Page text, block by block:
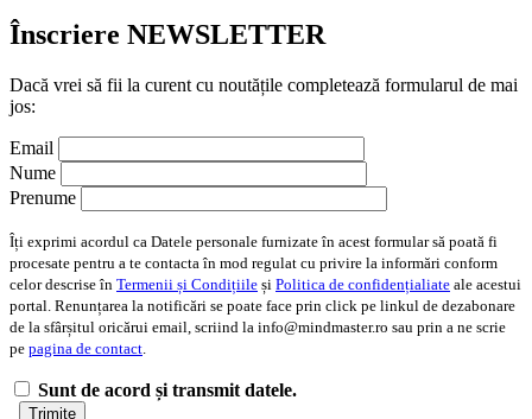
Înscriere NEWSLETTER
Dacă vrei să fii la curent cu noutățile completează formularul de mai
jos:
Email
Nume
Prenume
Îți exprimi acordul ca Datele personale furnizate în acest formular să poată fi
procesate pentru a te contacta în mod regulat cu privire la informări conform
celor descrise în Termenii și Condițiile și Politica de confidențialiate ale acestui
portal. Renunțarea la notificări se poate face prin click pe linkul de dezabonare
de la sfârșitul oricărui email, scriind la info@mindmaster.ro sau prin a ne scrie
pe pagina de contact
Sunt de acord și transmit datele.